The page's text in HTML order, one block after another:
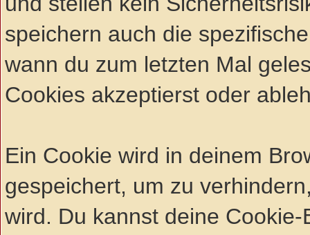
speichern auch die
wann du zum letzten Mal
Cookies akzeptierst oder
Ein Cookie wird in deinem
gespeichert, um zu
wird. Du kannst deine